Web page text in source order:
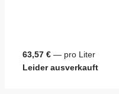
63,57 € — pro Liter
Leider ausverkauft